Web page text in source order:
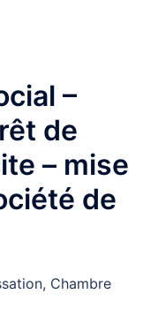
–
de
– mise
de
Chambre